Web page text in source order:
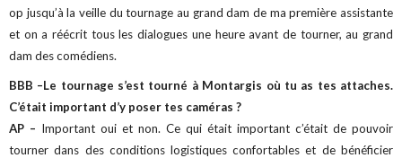
op jusqu’à la veille du tournage au grand dam de ma première assistante
et on a réécrit tous les dialogues une heure avant de tourner, au grand
dam des comédiens.
BBB –Le tournage s’est tourné à Montargis où tu as tes attaches.
C’était important d’y poser tes caméras ?
AP – Important oui et non. Ce qui était important c’était de pouvoir
tourner dans des conditions logistiques confortables et de bénéficier